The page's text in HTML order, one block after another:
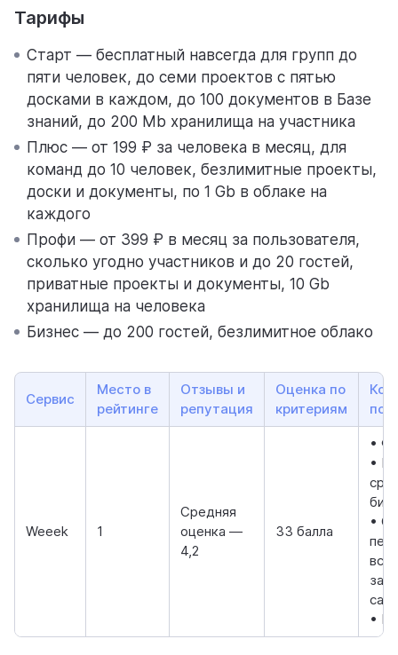
Тарифы
Старт — бесплатный навсегда для групп до
пяти человек, до семи проектов с пятью
досками в каждом, до 100 документов в Базе
знаний, до 200 Mb хранилища на участника
Плюс — от 199 ₽ за человека в месяц, для
команд до 10 человек, безлимитные проекты,
доски и документы, по 1 Gb в облаке на
каждого
Профи — от 399 ₽ в месяц за пользователя,
сколько угодно участников и до 20 гостей,
приватные проекты и документы, 10 Gb
хранилища на человека
Бизнес — до 200 гостей, безлимитное облако
Сервис
Место в
рейтинге
Отзывы и
репутация
Оценка по
критериям
Weeek 1
Средняя
оценка —
4,2
33 балла
•
•
•
•